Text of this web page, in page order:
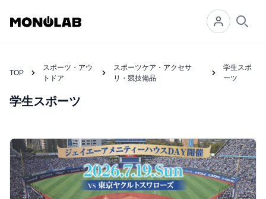
TOP
スポーツ・アウ
トドア
スポーツケア・アクセサ
リ・競技備品
学生スポ
ーツ
学生スポーツ